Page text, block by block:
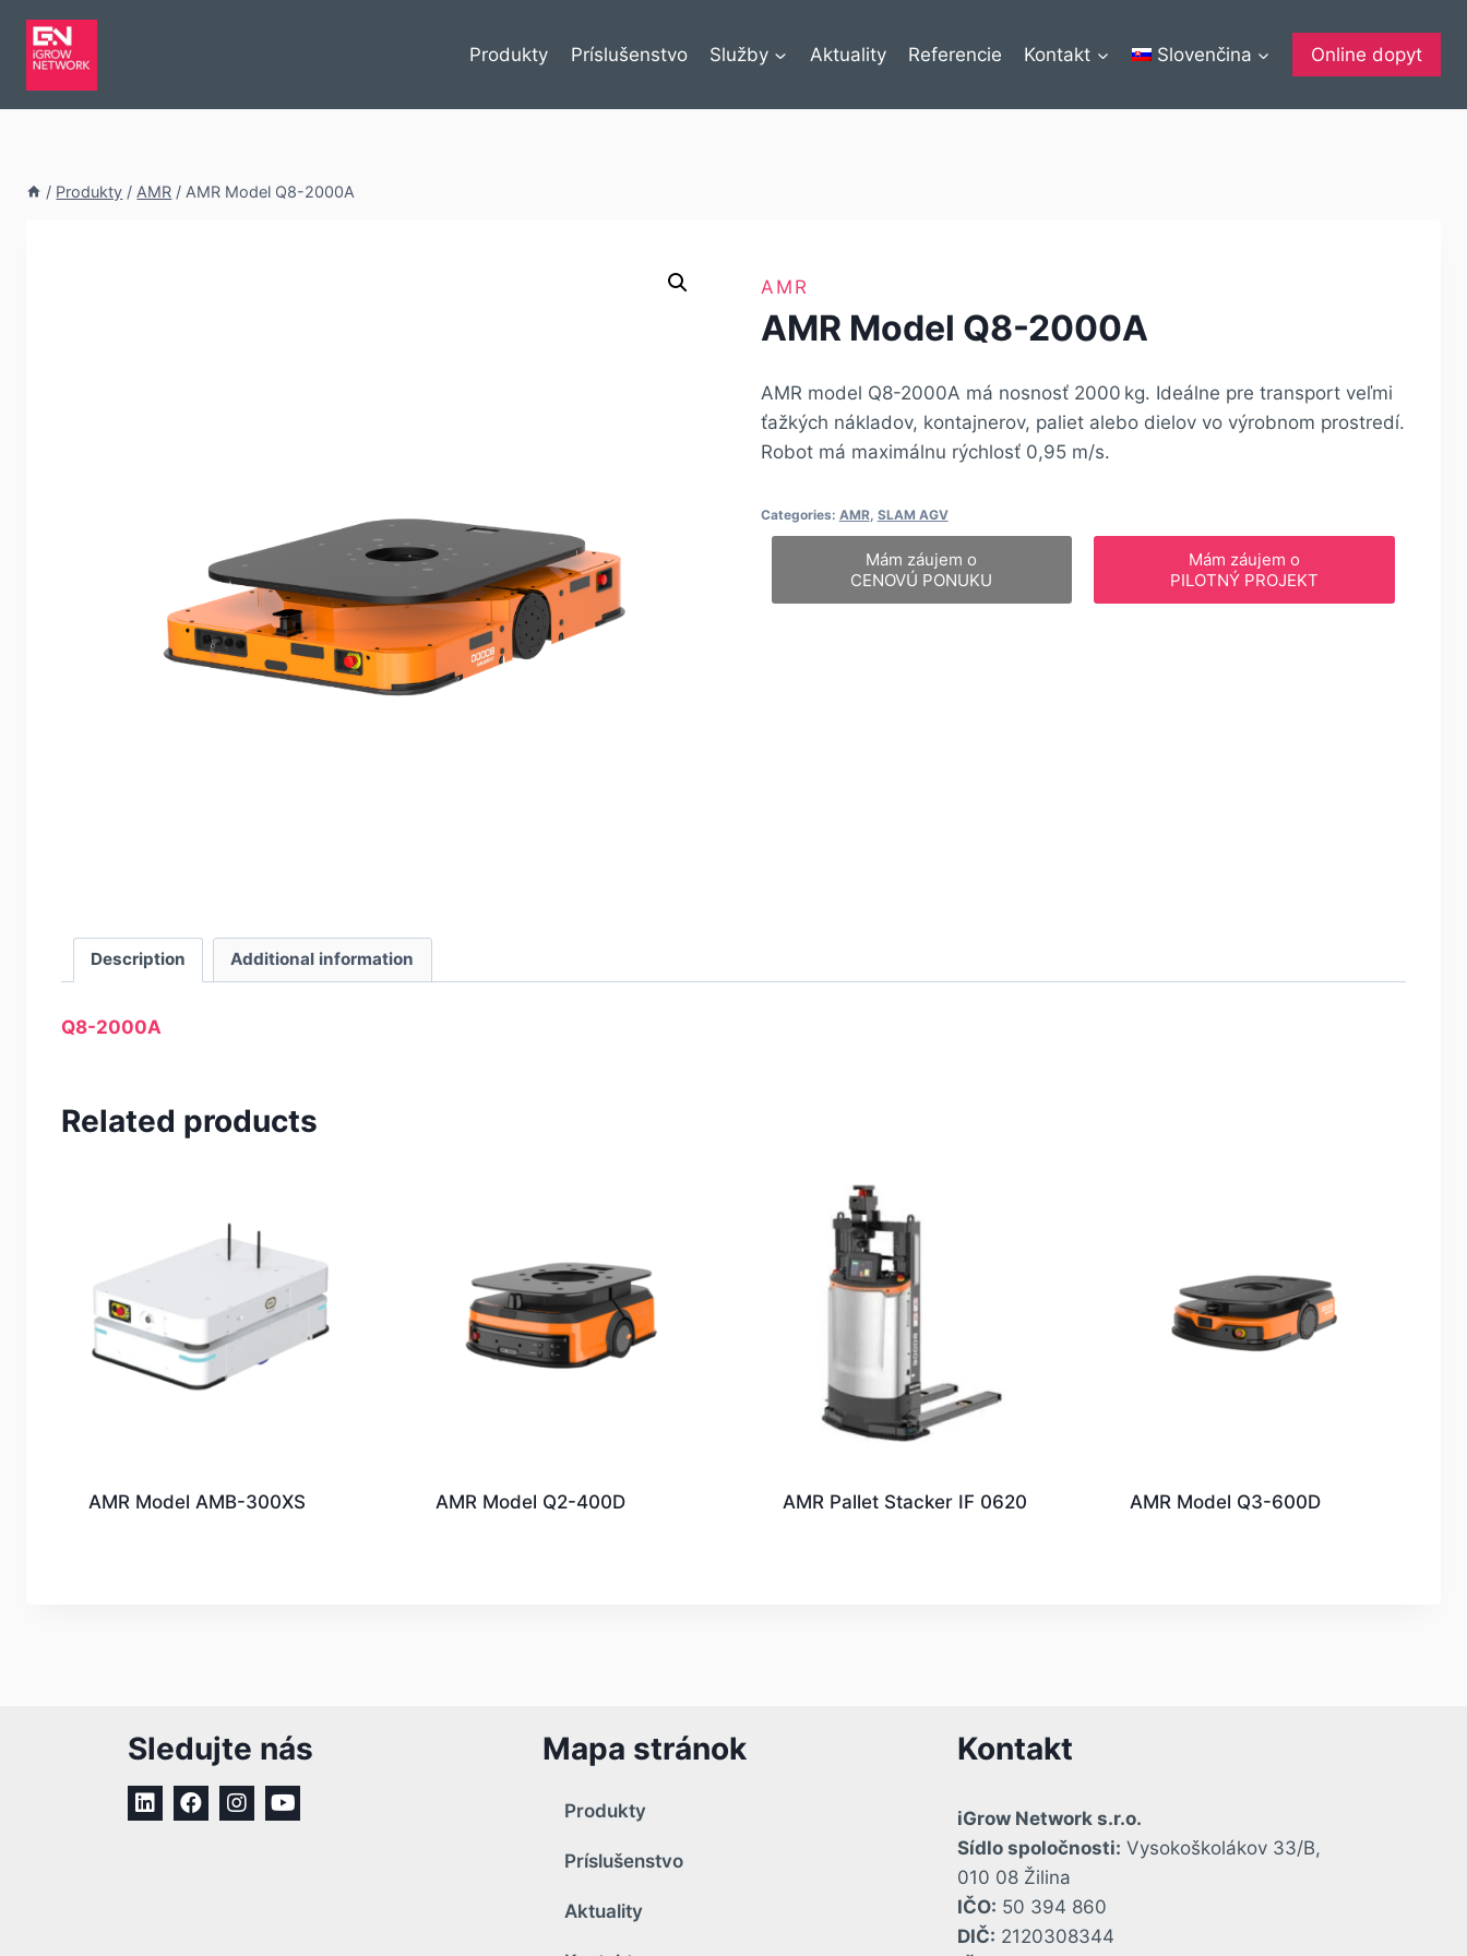
Produkty Príslušenstvo Služby Aktuality Referencie Kontakt Slovenčina Online dopyt
/ Produkty / AMR / AMR Model Q8-2000A
AMR
AMR Model Q8-2000A
AMR model Q8-2000A má nosnosť 2000 kg. Ideálne pre transport veľmi
ťažkých nákladov, kontajnerov, paliet alebo dielov vo výrobnom prostredí.
Robot má maximálnu rýchlosť 0,95 m/s.
Categories: AMR, SLAM AGV
Mám záujem o
CENOVÚ PONUKU
Mám záujem o
PILOTNÝ PROJEKT
Description Additional information
Q8-2000A
Related products
AMR Model AMB-300XS AMR Model Q2-400D AMR Pallet Stacker IF 0620 AMR Model Q3-600D
Sledujte nás Mapa stránok
Produkty
Príslušenstvo
Aktuality
Kontakt
iGrow Network s.r.o.
Sídlo spoločnosti: Vysokoškolákov 33/B,
010 08 Žilina
IČO: 50 394 860
DIČ: 2120308344